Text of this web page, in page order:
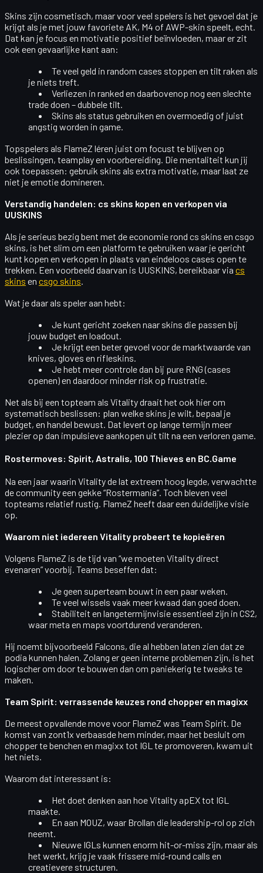
Skins zijn cosmetisch, maar voor veel spelers is het gevoel dat je
krijgt als je met jouw favoriete AK, M4 of AWP-skin speelt, echt.
Dat kan je focus en motivatie positief beïnvloeden, maar er zit
ook een gevaarlijke kant aan:
Te veel geld in random cases stoppen en tilt raken als
je niets treft.
Verliezen in ranked en daarbovenop nog een slechte
trade doen – dubbele tilt.
Skins als status gebruiken en overmoedig of juist
angstig worden in game.
Topspelers als FlameZ léren juist om focust te blijven op
beslissingen, teamplay en voorbereiding. Die mentaliteit kun jij
ook toepassen: gebruik skins als extra motivatie, maar laat ze
niet je emotie domineren.
Verstandig handelen: cs skins kopen en verkopen via
UUSKINS
Als je serieus bezig bent met de economie rond cs skins en csgo
skins, is het slim om een platform te gebruiken waar je gericht
kunt kopen en verkopen in plaats van eindeloos cases open te
trekken. Een voorbeeld daarvan is UUSKINS, bereikbaar via cs
skins en csgo skins.
Wat je daar als speler aan hebt:
Je kunt gericht zoeken naar skins die passen bij
jouw budget en loadout.
Je krijgt een beter gevoel voor demarktwaardevan
knives, gloves en rifleskins.
Je hebt meer controle dan bij pure RNG (cases
openen) en daardoor minder risk op frustratie.
Net als bij een topteam als Vitality draait het ook hier om
systematisch beslissen: plan welke skins je wilt, bepaal je
budget, en handel bewust. Dat levert op lange termijn meer
plezier op dan impulsieve aankopen uit tilt na een verloren game.
Rostermoves: Spirit, Astralis, 100 Thieves en BC.Game
Na een jaar waarin Vitality de lat extreem hoog legde, verwachtte
de community een gekke “Rostermania”. Toch bleven veel
topteams relatief rustig. FlameZ heeft daar een duidelijke visie
op.
Waarom niet iedereen Vitality probeert te kopieëren
Volgens FlameZ is de tijd van “we moeten Vitality direct
evenaren” voorbij. Teams beseffen dat:
Je geen superteam bouwt in een paar weken.
Te veel wissels vaak meer kwaad dan goed doen.
Stabiliteit en langetermijnvisie essentieel zijn in CS2,
waar meta en maps voortdurend veranderen.
Hij noemt bijvoorbeeld Falcons, die al hebben laten zien dat ze
podia kunnen halen. Zolang er geen interne problemen zijn, is het
logischer om door te bouwen dan om paniekerig te tweaks te
maken.
Team Spirit: verrassende keuzes rond chopper en magixx
De meest opvallende move voor FlameZ was Team Spirit. De
komst van zont1x verbaasde hem minder, maar het besluit om
chopper te benchen en magixx tot IGL te promoveren, kwam uit
het niets.
Waarom dat interessant is:
Het doet denken aan hoe Vitality apEX tot IGL
maakte.
En aan MOUZ, waar Brollan die leadership-rol op zich
neemt.
Nieuwe IGLs kunnen enorm hit-or-miss zijn, maar als
het werkt, krijg je vaak frissere mid-round calls en
creatievere structuren.